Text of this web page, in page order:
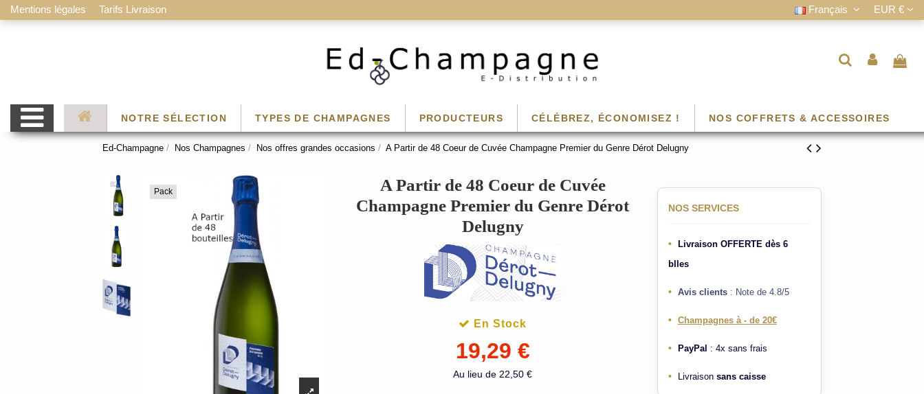
Mentions légales Tarifs Livraison Français EUR €
NOTRE SÉLECTION TYPES DE CHAMPAGNES PRODUCTEURS CÉLÉBREZ, ÉCONOMISEZ ! NOS COFFRETS & ACCESSOIRES
Ed-Champagne Nos Champagnes Nos offres grandes occasions A Partir de 48 Coeur de Cuvée Champagne Premier du Genre Dérot Delugny
Pack
A Partir de 48 Coeur de Cuvée
Champagne Premier du Genre Dérot
Delugny
En Stock
19,29 €
Au lieu de 22,50 €
NOS SERVICES
• Livraison OFFERTE dès 6
blles
• Avis clients: Note de 4.8/5
• Champagnes à - de 20€
• PayPal : 4x sans frais
• Livraison sans caisse